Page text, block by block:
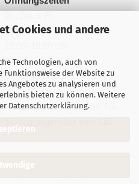
Cookies und andere
Technologien, auch von
der Website zu
Angebotes zu analysieren und
bieten zu können. Weitere
Datenschutzerklärung.
10:00–13:00 Uhr
Sa.
10:00–13:00 Uhr
Parkplätze direkt vor der Tür.